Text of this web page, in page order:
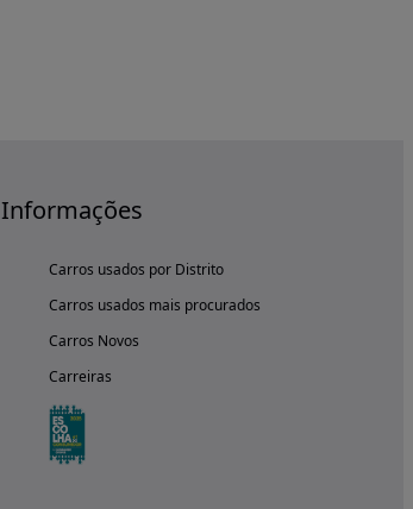
Informações
Carros usados por Distrito
Carros usados mais procurados
Carros Novos
Carreiras